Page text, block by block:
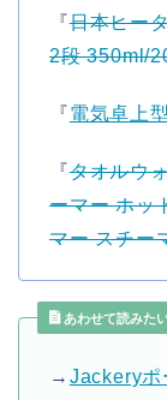
『日本ヒー
2段 350ml/
『電気卓上
『タオルウ
ーマー ホッ
マー スチー
あわせて読みた
→ Jackeryポ